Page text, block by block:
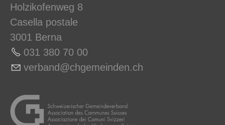
Holzikofenweg 8
Casella postale
3001 Berna
031 380 70 00
v rb nd chg m nd n ch